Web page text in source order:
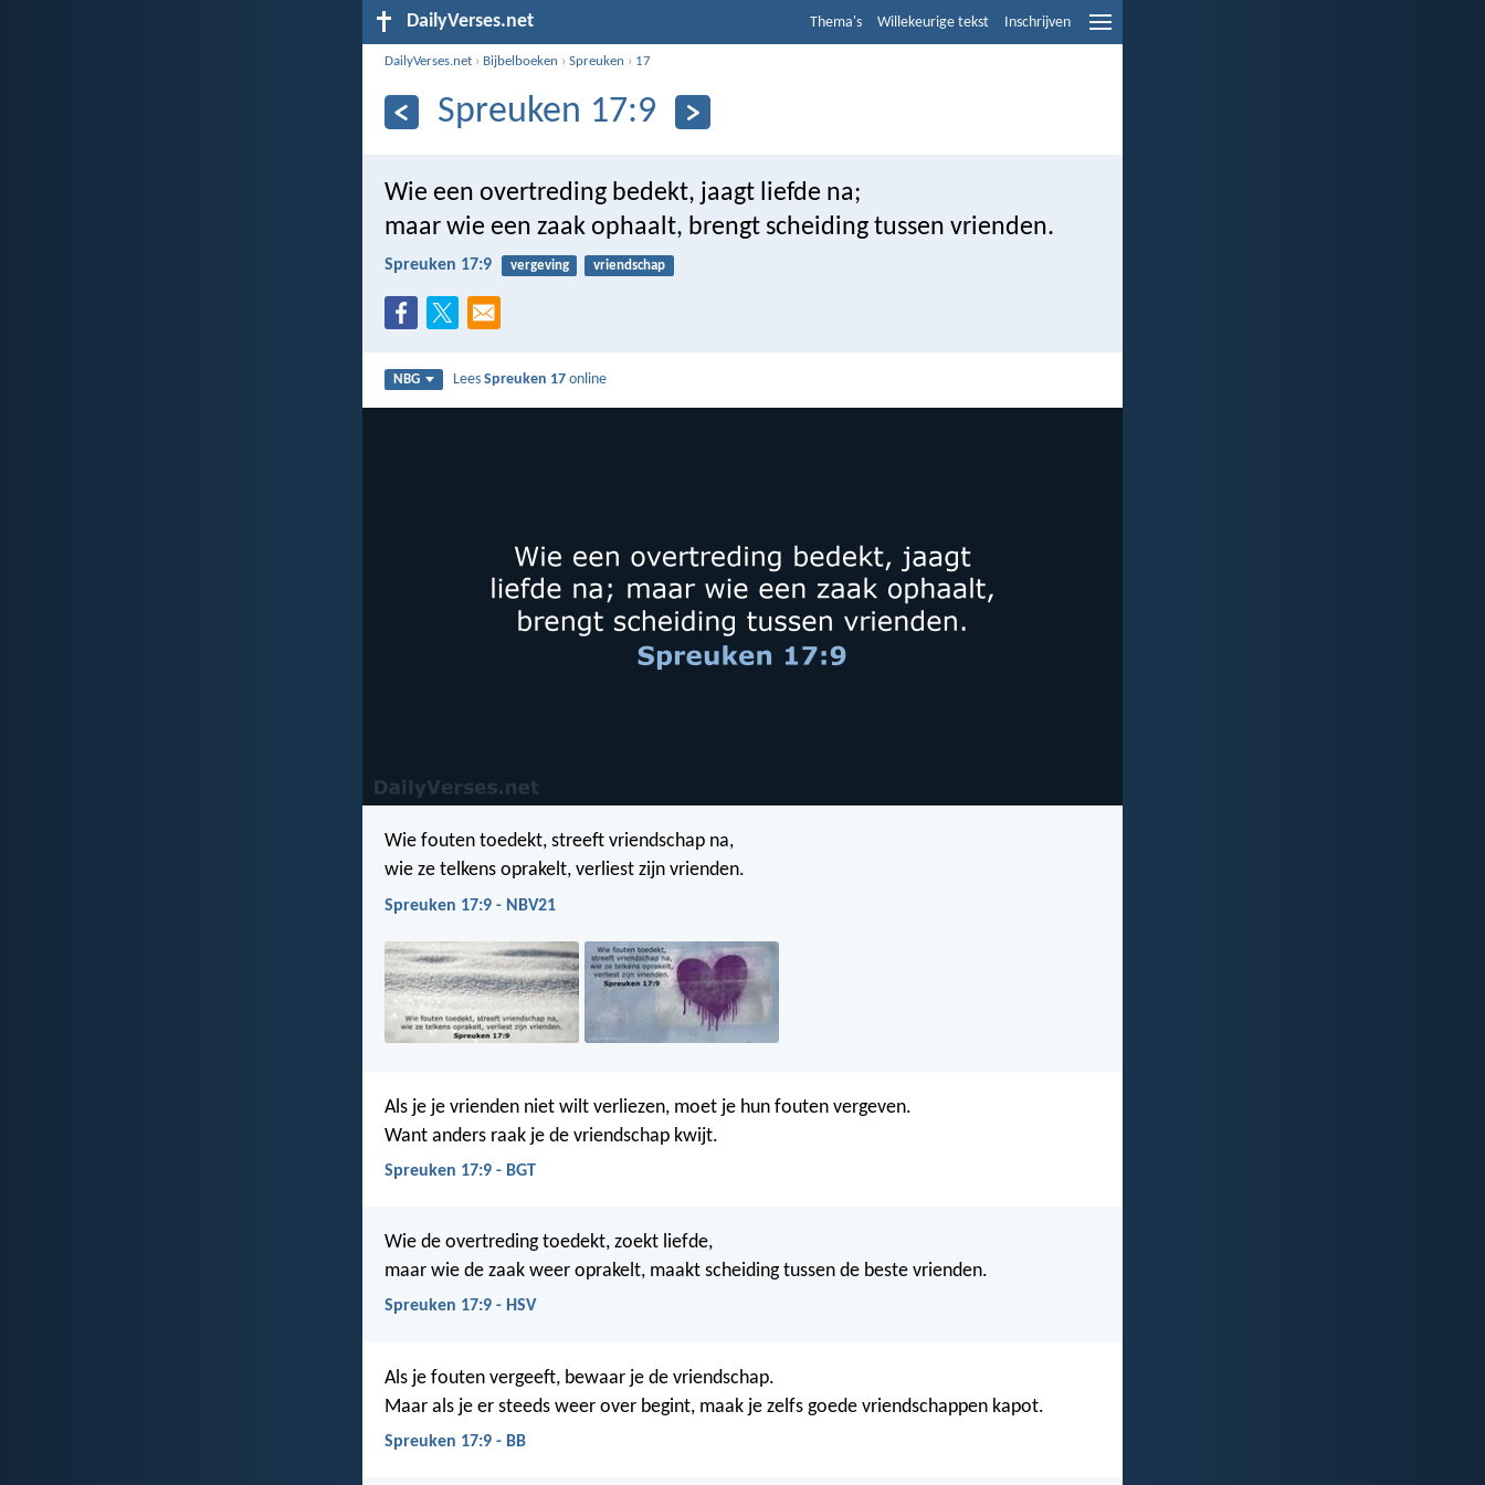
DailyVerses.net Thema's Willekeurige tekst Inschrijven
DailyVerses.net › Bijbelboeken ›Spreuken › 17
Spreuken 17:9
Wie een overtreding bedekt, jaagt liefde na;
maar wie een zaak ophaalt, brengt scheiding tussen vrienden.
Spreuken 17:9 vergeving vriendschap
NBG LeesSpreuken 17 online
Wie fouten toedekt, streeft vriendschap na,
wie ze telkens oprakelt, verliest zijn vrienden.
Spreuken 17:9 - NBV21
Als je je vrienden niet wilt verliezen, moet je hun fouten vergeven.
Want anders raak je de vriendschap kwijt.
Spreuken 17:9 - BGT
Wie de overtreding toedekt, zoekt liefde,
maar wie de zaak weer oprakelt, maakt scheiding tussen de beste vrienden.
Spreuken 17:9 - HSV
Als je fouten vergeeft, bewaar je de vriendschap.
Maar als je er steeds weer over begint, maak je zelfs goede vriendschappen kapot.
Spreuken 17:9 - BB